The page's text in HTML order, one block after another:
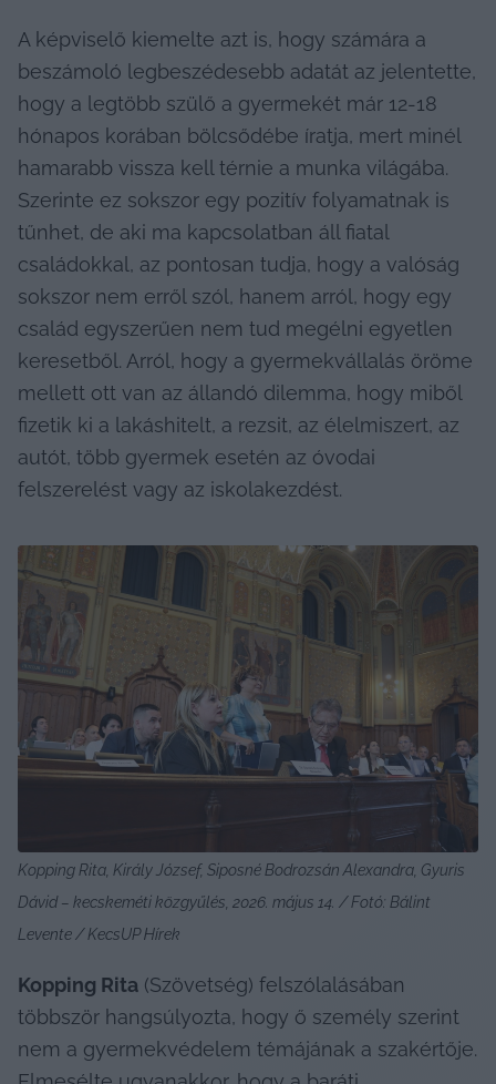
A képviselő kiemelte azt is, hogy számára a
beszámoló legbeszédesebb adatát az jelentette,
hogy a legtöbb szülő a gyermekét már 12-18
hónapos korában bölcsődébe íratja, mert minél
hamarabb vissza kell térnie a munka világába.
Szerinte ez sokszor egy pozitív folyamatnak is
tűnhet, de aki ma kapcsolatban áll fiatal
családokkal, az pontosan tudja, hogy a valóság
sokszor nem erről szól, hanem arról, hogy egy
család egyszerűen nem tud megélni egyetlen
keresetből. Arról, hogy a gyermekvállalás öröme
mellett ott van az állandó dilemma, hogy miből
fizetik ki a lakáshitelt, a rezsit, az élelmiszert, az
autót, több gyermek esetén az óvodai
felszerelést vagy az iskolakezdést.
Kopping Rita, Király József, Siposné Bodrozsán Alexandra, Gyuris
Dávid – kecskeméti közgyűlés, 2026. május 14. / Fotó: Bálint
Levente / KecsUP Hírek
Kopping Rita (Szövetség) felszólalásában
többször hangsúlyozta, hogy ő személy szerint
nem a gyermekvédelem témájának a szakértője.